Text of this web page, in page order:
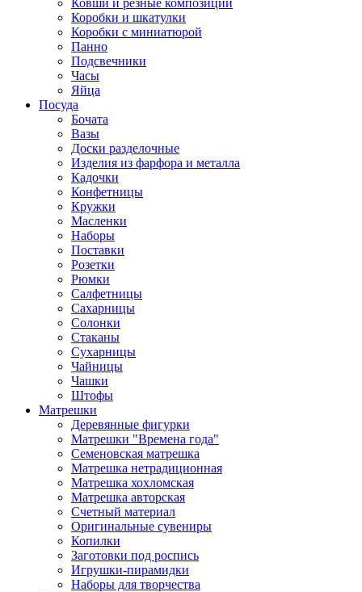
Ковши и резные композиции
Коробки и шкатулки
Коробки с миниатюрой
Панно
Подсвечники
Часы
Яйца
Посуда
Бочата
Вазы
Доски разделочные
Изделия из фарфора и металла
Кадочки
Конфетницы
Кружки
Масленки
Наборы
Поставки
Розетки
Рюмки
Салфетницы
Сахарницы
Солонки
Стаканы
Сухарницы
Чайницы
Чашки
Штофы
Матрешки
Деревянные фигурки
Матрешки "Времена года"
Семеновская матрешка
Матрешка нетрадиционная
Матрешка хохломская
Матрешка авторская
Счетный материал
Оригинальные сувениры
Копилки
Заготовки под роспись
Игрушки-пирамидки
Наборы для творчества